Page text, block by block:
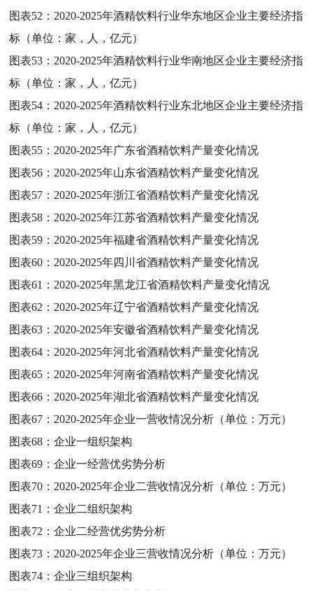
图表52： 2020-2025年酒精饮料行业华东地区企业主要经济指
标（单位：家，人，亿元）
图表53： 2020-2025年酒精饮料行业华南地区企业主要经济指
标（单位：家，人，亿元）
图表54： 2020-2025年酒精饮料行业东北地区企业主要经济指
标（单位：家，人，亿元）
图表55： 2020-2025年广东省酒精饮料产量变化情况
图表56： 2020-2025年山东省酒精饮料产量变化情况
图表57： 2020-2025年浙江省酒精饮料产量变化情况
图表58： 2020-2025年江苏省酒精饮料产量变化情况
图表59： 2020-2025年福建省酒精饮料产量变化情况
图表60： 2020-2025年四川省酒精饮料产量变化情况
图表61： 2020-2025年黑龙江省酒精饮料产量变化情况
图表62： 2020-2025年辽宁省酒精饮料产量变化情况
图表63： 2020-2025年安徽省酒精饮料产量变化情况
图表64： 2020-2025年河北省酒精饮料产量变化情况
图表65： 2020-2025年河南省酒精饮料产量变化情况
图表66： 2020-2025年湖北省酒精饮料产量变化情况
图表67： 2020-2025年企业一营收情况分析（单位：万元）
图表68：企业一组织架构
图表69：企业一经营优劣势分析
图表70： 2020-2025年企业二营收情况分析（单位：万元）
图表71：企业二组织架构
图表72：企业二经营优劣势分析
图表73： 2020-2025年企业三营收情况分析（单位：万元）
图表74：企业三组织架构